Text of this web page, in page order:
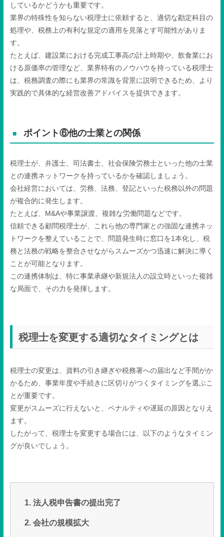
しているかどうかも重要です。
業界の特殊性を知らない税理士に依頼すると、適切な勘定科目の
処理や、税務上の有利な規定の適用を見落とす可能性がありま
す。
たとえば、建設業における完成工事高の計上時期や、飲食業にお
ける原価率の管理など、業界特有のノウハウを持っている税理士
は、税務調査の際にも業界の常識を背景に説明できるため、より
実践的で具体的な経営改善アドバイスを提供できます。
ポイント⑥他の士業との関係
税理士が、弁護士、司法書士、社会保険労務士といった他の士業
との連携ネットワークを持っているかを確認しましょう。
会社経営においては、労務、法務、登記といった税務以外の問題
が複合的に発生します。
たとえば、M&Aや事業譲渡、複雑な労働問題などです。
信頼できる顧問税理士が、これら他の専門家との強固な連携ネッ
トワークを整えていることで、問題発生時に窓口を1本化し、税
務と法務の戦略を整合させながらスムーズかつ迅速に解決に導く
ことが可能となります。
この連携体制は、特に事業承継や新規法人の設立時といった複雑
な局面で、その力を発揮します。
税理士を変更する適切なタイミングとは
税理士の変更は、資料の引き継ぎや税務署への届出など手間がか
かるため、事業年度や手続きに区切りがつくタイミングを選ぶこ
とが重要です。
変更がスムーズに行えないと、ペナルティや遅延の原因となりえ
ます。
したがって、税理士を変更する場合には、以下のようなタイミン
グが良いでしょう。
法人税申告書の提出完了
会社の規模拡大